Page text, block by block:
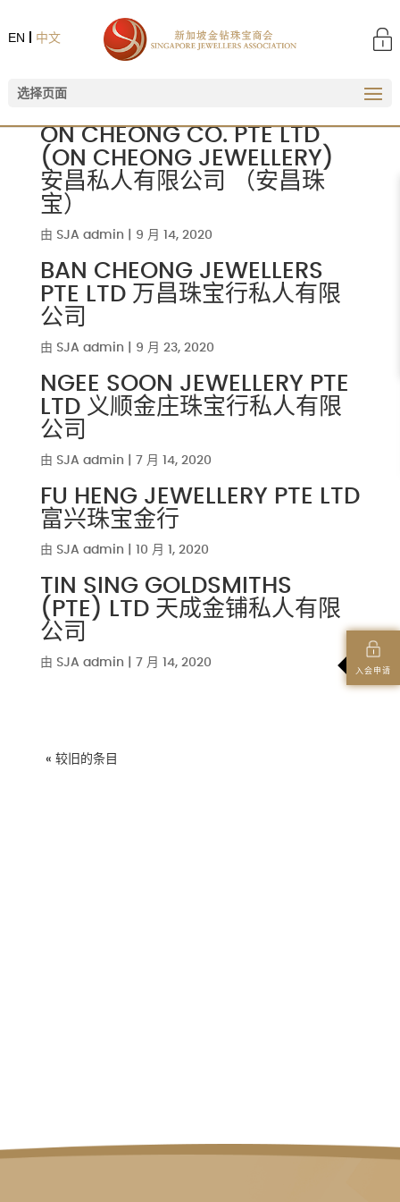
中文
EN
选择页面
入会申请
ON CHEONG CO. PTE LTD
(ON CHEONG JEWELLERY)
安昌私人有限公司 （安昌珠
宝）
由 SJA admin 9 月 14, 2020
BAN CHEONG JEWELLERS
PTE LTD 万昌珠宝行私人有限
公司
由 SJA admin 9 月 23, 2020
NGEE SOON JEWELLERY PTE
LTD 义顺金庄珠宝行私人有限
公司
由 SJA admin 7 月 14, 2020
FU HENG JEWELLERY PTE LTD
富兴珠宝金行
由 SJA admin 10 月 1, 2020
TIN SING GOLDSMITHS
(PTE) LTD 天成金铺私人有限
公司
由 SJA admin 7 月 14, 2020
« 较旧的条目